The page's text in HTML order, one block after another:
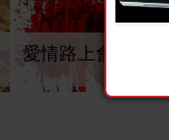
愛情路上會遇到什